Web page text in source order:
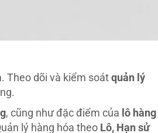
Theo dõi và kiểm soátquản lý
, cũng như đặc điểm của lô hàng
lý hàng hóa theo Lô, Hạn sử